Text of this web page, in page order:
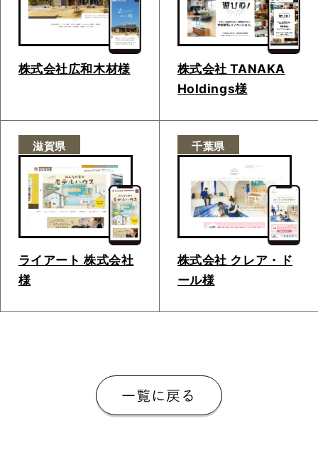
株式会社広和木材様
株式会社 TANAKA
Holdings様
滋賀県
ライアート 株式会社
様
千葉県
株式会社 クレア・ド
ール様